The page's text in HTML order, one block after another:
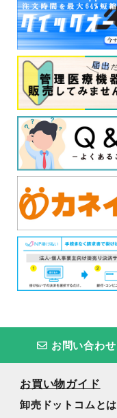
お問い合わせ
お買い物ガイド
卸売ドットコムとは